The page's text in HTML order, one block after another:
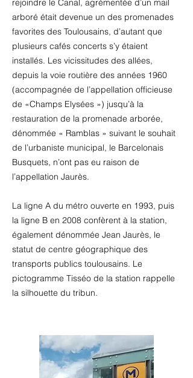
rejoindre le Canal, agrémentée d’un mail
arboré était devenue un des promenades
favorites des Toulousains, d’autant que
plusieurs cafés concerts s’y étaient
installés. Les vicissitudes des allées,
depuis la voie routière des années 1960
(accompagnée de l’appellation officieuse
de «Champs Elysées ») jusqu’à la
restauration de la promenade arborée,
dénommée « Ramblas » suivant le souhait
de l’urbaniste municipal, le Barcelonais
Busquets, n’ont pas eu raison de
l’appellation Jaurès.
La ligne A du métro ouverte en 1993, puis
la ligne B en 2008 confèrent à la station,
également dénommée Jean Jaurès, le
statut de centre géographique des
transports publics toulousains. Le
pictogramme Tisséo de la station rappelle
la silhouette du tribun.